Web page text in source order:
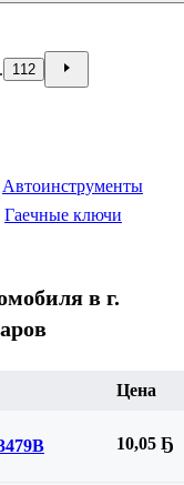
112
Автоинструменты
Гаечные ключи
в г.
Цена
10,05 Ҕ